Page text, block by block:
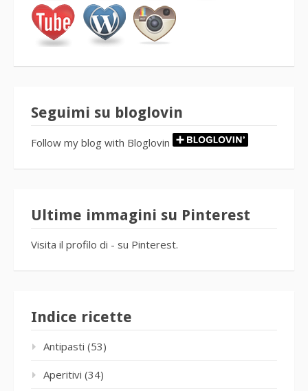
Seguimi su bloglovin
Follow my blog with Bloglovin
Ultime immagini su Pinterest
Visita il profilo di - su Pinterest.
Indice ricette
Antipasti (53)
Aperitivi (34)